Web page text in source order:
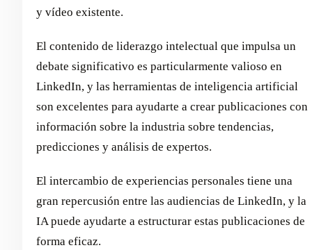
y vídeo existente.
El contenido de liderazgo intelectual que impulsa un
debate significativo es particularmente valioso en
LinkedIn, y las herramientas de inteligencia artificial
son excelentes para ayudarte a crear publicaciones con
información sobre la industria sobre tendencias,
predicciones y análisis de expertos.
El intercambio de experiencias personales tiene una
gran repercusión entre las audiencias de LinkedIn, y la
IA puede ayudarte a estructurar estas publicaciones de
forma eficaz.